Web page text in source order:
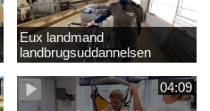
Eux landmand
landbrugsuddannelsen
04:09